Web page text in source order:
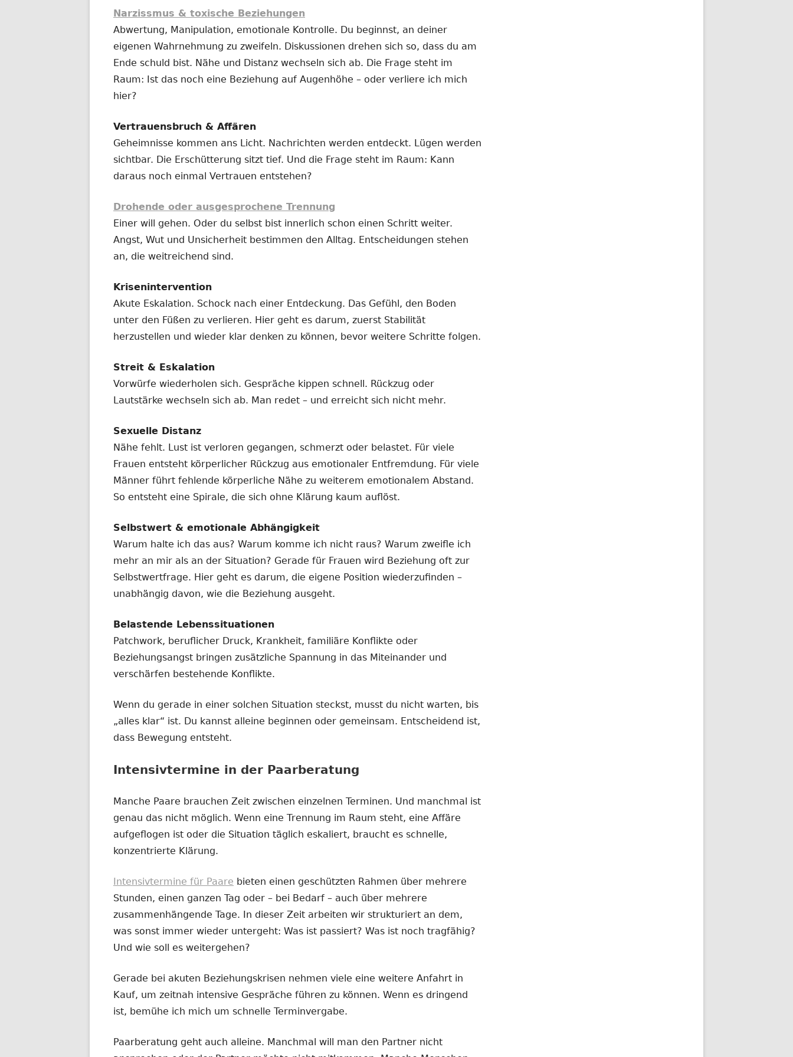
Narzissmus & toxische Beziehungen
Abwertung, Manipulation, emotionale Kontrolle. Du beginnst, an deiner
eigenen Wahrnehmung zu zweifeln. Diskussionen drehen sich so, dass du am
Ende schuld bist. Nähe und Distanz wechseln sich ab. Die Frage steht im
Raum: Ist das noch eine Beziehung auf Augenhöhe – oder verliere ich mich
hier?
Vertrauensbruch & Affären
Geheimnisse kommen ans Licht. Nachrichten werden entdeckt. Lügen werden
sichtbar. Die Erschütterung sitzt tief. Und die Frage steht im Raum: Kann
daraus noch einmal Vertrauen entstehen?
Drohende oder ausgesprochene Trennung
Einer will gehen. Oder du selbst bist innerlich schon einen Schritt weiter.
Angst, Wut und Unsicherheit bestimmen den Alltag. Entscheidungen stehen
an, die weitreichend sind.
Krisenintervention
Akute Eskalation. Schock nach einer Entdeckung. Das Gefühl, den Boden
unter den Füßen zu verlieren. Hier geht es darum, zuerst Stabilität
herzustellen und wieder klar denken zu können, bevor weitere Schritte folgen.
Streit & Eskalation
Vorwürfe wiederholen sich. Gespräche kippen schnell. Rückzug oder
Lautstärke wechseln sich ab. Man redet – und erreicht sich nicht mehr.
Sexuelle Distanz
Nähe fehlt. Lust ist verloren gegangen, schmerzt oder belastet. Für viele
Frauen entsteht körperlicher Rückzug aus emotionaler Entfremdung. Für viele
Männer führt fehlende körperliche Nähe zu weiterem emotionalem Abstand.
So entsteht eine Spirale, die sich ohne Klärung kaum auflöst.
Selbstwert & emotionale Abhängigkeit
Warum halte ich das aus? Warum komme ich nicht raus? Warum zweifle ich
mehr an mir als an der Situation? Gerade für Frauen wird Beziehung oft zur
Selbstwertfrage. Hier geht es darum, die eigene Position wiederzufinden –
unabhängig davon, wie die Beziehung ausgeht.
Belastende Lebenssituationen
Patchwork, beruflicher Druck, Krankheit, familiäre Konflikte oder
Beziehungsangst bringen zusätzliche Spannung in das Miteinander und
verschärfen bestehende Konflikte.
Wenn du gerade in einer solchen Situation steckst, musst du nicht warten, bis
„alles klar“ ist. Du kannst alleine beginnen oder gemeinsam. Entscheidend ist,
dass Bewegung entsteht.
Intensivtermine in der Paarberatung
Manche Paare brauchen Zeit zwischen einzelnen Terminen. Und manchmal ist
genau das nicht möglich. Wenn eine Trennung im Raum steht, eine Affäre
aufgeflogen ist oder die Situation täglich eskaliert, braucht es schnelle,
konzentrierte Klärung.
Intensivtermine für Paare bieten einen geschützten Rahmen über mehrere
Stunden, einen ganzen Tag oder – bei Bedarf – auch über mehrere
zusammenhängende Tage. In dieser Zeit arbeiten wir strukturiert an dem,
was sonst immer wieder untergeht: Was ist passiert? Was ist noch tragfähig?
Und wie soll es weitergehen?
Gerade bei akuten Beziehungskrisen nehmen viele eine weitere Anfahrt in
Kauf, um zeitnah intensive Gespräche führen zu können. Wenn es dringend
ist, bemühe ich mich um schnelle Terminvergabe.
Paarberatung geht auch alleine. Manchmal will man den Partner nicht